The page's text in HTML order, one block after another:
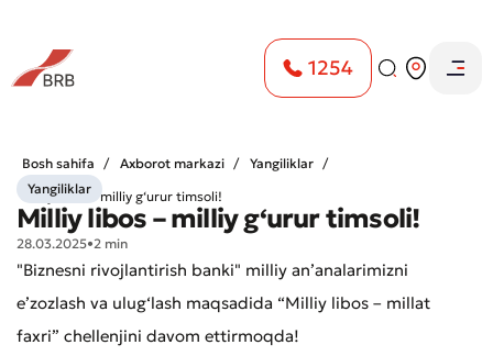
1254
Bosh sahifa Axborot markazi
Yangiliklar
Milliy libos – milliy g‘urur timsoli!
Yangiliklar
Milliy libos – milliy g‘urur timsoli!
28.03.2025•2 min
"Biznesni rivojlantirish banki" milliy anʼanalarimizni
eʼzozlash va ulug‘lash maqsadida “Milliy libos – millat
faxri” chellenjini davom ettirmoqda!